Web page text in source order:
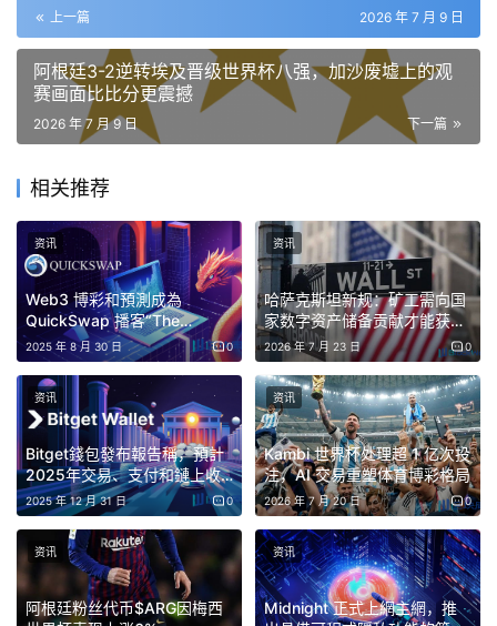
上一篇 2026 年 7 月 9 日
阿根廷3-2逆转埃及晋级世界杯八强，加沙废墟上的观
赛画面比比分更震撼
下一篇
2026 年 7 月 9 日
相关推荐
Web3 博彩和預測成為
QuickSwap 播客“The
Aggregated”的焦點，吸引了
許多參與者
2025 年 8 月 30 日 0
资讯
哈萨克斯坦新规：矿工需向国
家数字资产储备贡献才能获得
电力配额
2026 年 7 月 23 日 0
资讯
Bitget錢包發布報告稱，預計
2025年交易、支付和鏈上收
益將實現成長，凸顯加密貨幣
用途向多用途轉變的趨勢。
2025 年 12 月 31 日 0
资讯
Kambi 世界杯处理超 1 亿次投
注，AI 交易重塑体育博彩格局
2026 年 7 月 20 日 0
资讯
阿根廷粉丝代币$ARG因梅西
资讯
Midnight 正式上網主網，推
资讯